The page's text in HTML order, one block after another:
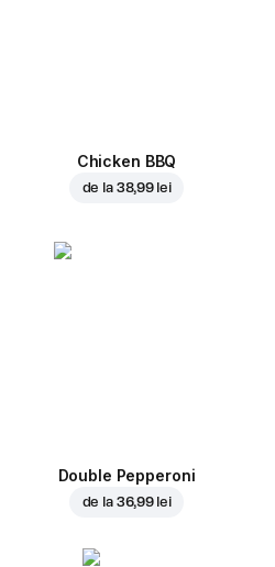
Chicken BBQ
de la 38,99 lei
Double Pepperoni
de la 36,99 lei